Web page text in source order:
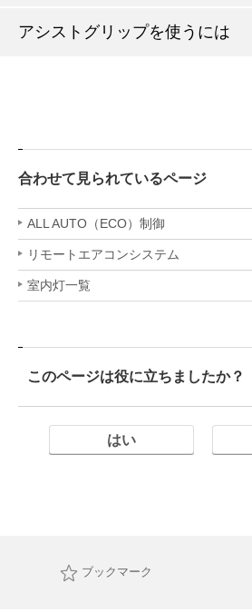
アシストグリップを使うには
合わせて見られているページ
ALL AUTO（ECO）制御
リモートエアコンシステム
室内灯一覧
このページは役に立ちましたか？
はい
ブックマーク